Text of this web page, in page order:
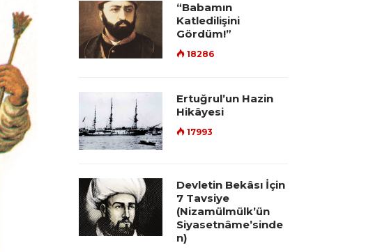
“Babamın
Katledilişini
Gördüm!”
18286
Ertuğrul’un Hazin
Hikâyesi
17993
Devletin Bekâsı İçin
7 Tavsiye
(Nizamülmülk’ün
Siyasetnâme’sinde
n)